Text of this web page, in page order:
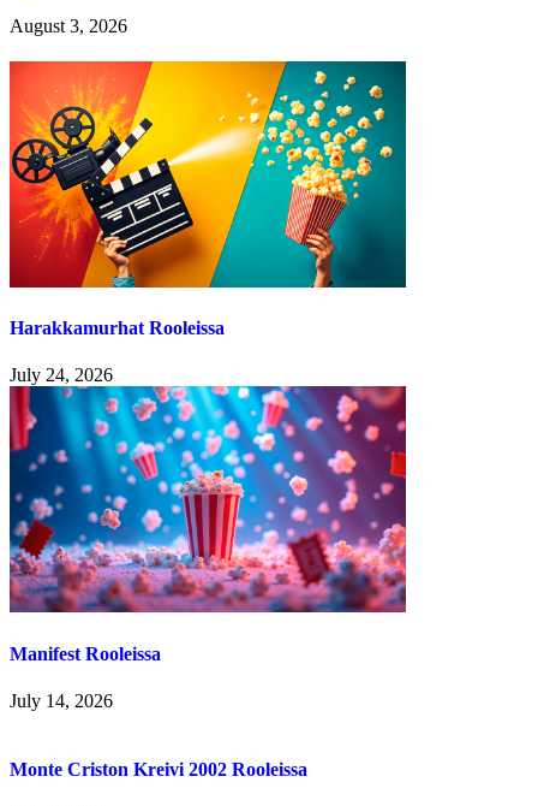
August 3, 2026
Harakkamurhat Rooleissa
July 24, 2026
Manifest Rooleissa
July 14, 2026
Monte Criston Kreivi 2002 Rooleissa